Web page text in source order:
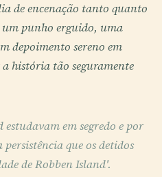
de encenação tanto quanto
punho erguido, uma
depoimento sereno em
história tão seguramente
estudavam em segredo e por
que os detidos
de Robben Island'.